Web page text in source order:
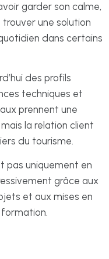
garder son calme,
trouver une solution
dans certains
des profils
techniques et
prennent une
la relation client
du tourisme.
pas uniquement en
grâce aux
et aux mises en